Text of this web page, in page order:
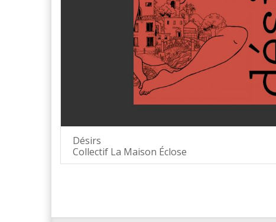
Désirs
Collectif La Maison Éclose